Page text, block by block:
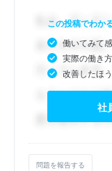
この投稿でわか
働いてみて
実際の働き方
改善したほ
社
問題を報告する